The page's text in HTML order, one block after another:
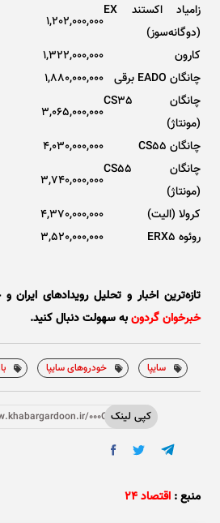
زامیاد اکستند EX
(دوگانه‌سوز)
1,202,000,000
کارون
1,322,000,000
چانگان EADO برقی
1,880,000,000
چانگان CS35
(مونتاژ)
3,065,000,000
چانگان CS55
4,030,000,000
چانگان CS55
(مونتاژ)
3,740,000,000
کرولا (الیت)
4,370,000,000
روئوه ERX5
3,520,000,000
تازه‌ترین اخبار و تحلیل‌ رویدادهای
خبرخوان گردونبه سهولت دنبال کنید.
سایپا خودروهای سایپا
کپی لینک000Osw
منبع : اقتصاد ۲۴